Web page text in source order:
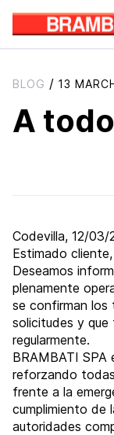
BLOG / 13
A
Codevilla, 12/03/
Estimado cliente,
Deseamos
plenamente
se confirman los
solicitudes y que
regularmente.
BRAMBATI
reforzando
frente a la
cumplimiento de
autoridades